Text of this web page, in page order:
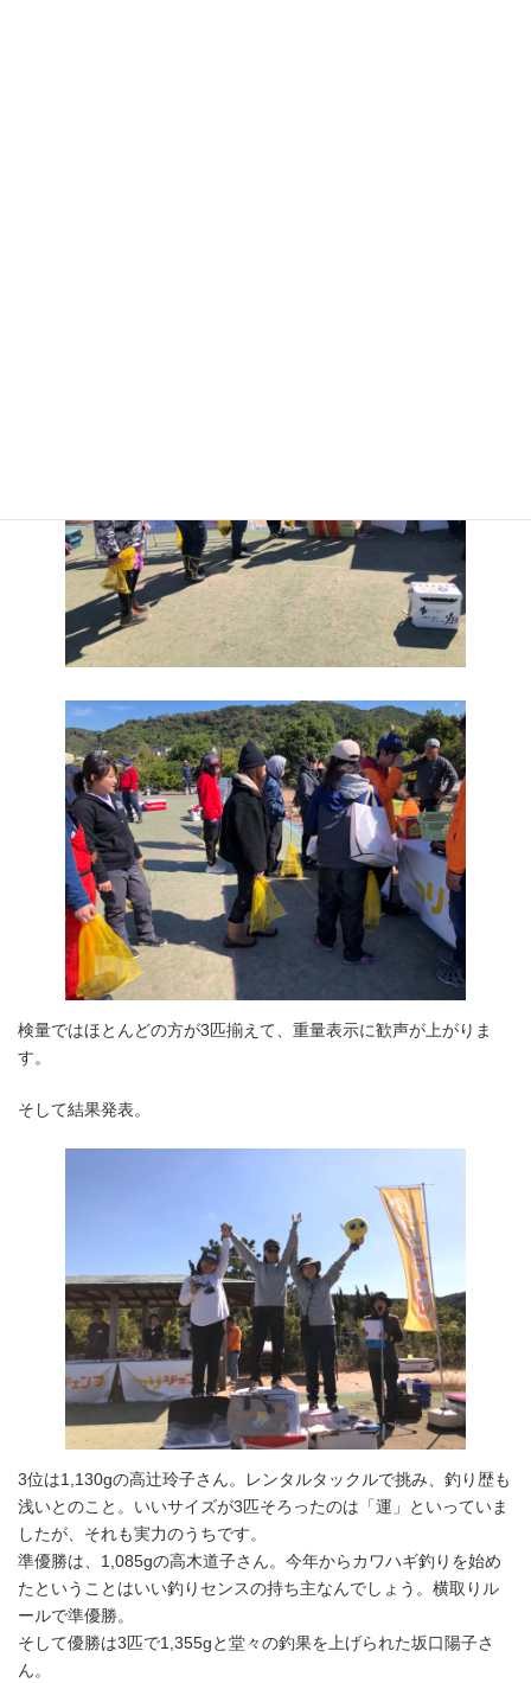
検量ではほとんどの方が3匹揃えて、重量表示に歓声が上がりま
す。
そして結果発表。
3位は1,130gの高辻玲子さん。レンタルタックルで挑み、釣り歴も
浅いとのこと。いいサイズが3匹そろったのは「運」といっていま
したが、それも実力のうちです。
準優勝は、1,085gの高木道子さん。今年からカワハギ釣りを始め
たということはいい釣りセンスの持ち主なんでしょう。横取りル
ールで準優勝。
そして優勝は3匹で1,355gと堂々の釣果を上げられた坂口陽子さ
ん。